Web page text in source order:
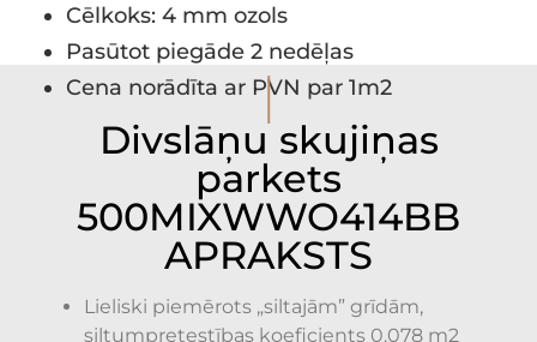
Cēlkoks: 4 mm ozols
Pasūtot piegāde 2 nedēļas
Cena norādīta ar PVN par 1m2
I
Divslāņu skujiņas
parkets
500MIXWWO414BB
APRAKSTS
Lieliski piemērots „siltajām” grīdām,
siltumpretestības koeficients 0.078 m2